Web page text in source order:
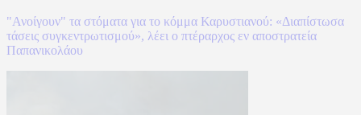
"Ανοίγουν" τα στόματα για το κόμμα Καρυστιανού: «Διαπίστωσα
τάσεις συγκεντρωτισμού», λέει ο πτέραρχος εν αποστρατεία
Παπανικολάου